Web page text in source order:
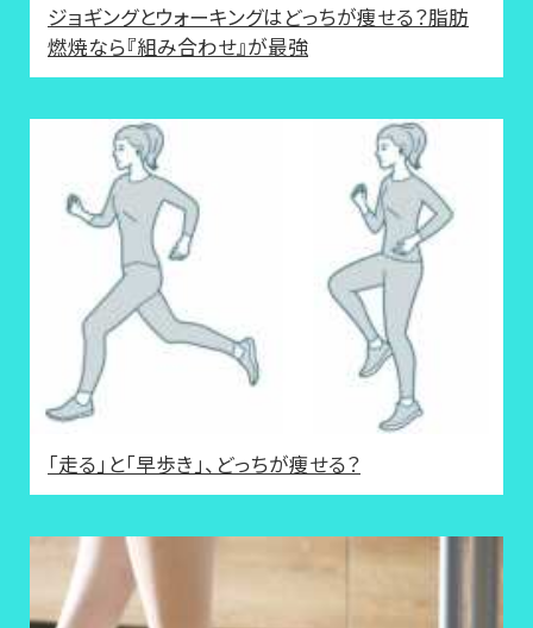
ジョギングとウォーキングはどっちが痩せる？脂肪
燃焼なら『組み合わせ』が最強
「走る」と「早歩き」、どっちが痩せる？